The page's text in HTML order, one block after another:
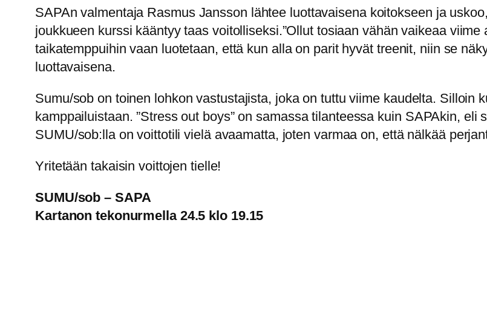
SAPAn valmentaja Rasmus Jansson lähtee luottavaisena koitokseen ja
joukkueen kurssi kääntyy taas voitolliseksi.”Ollut tosiaan vähän vaikeaa
taikatemppuihin vaan luotetaan, että kun alla on parit hyvät treenit, niin se
luottavaisena.
Sumu/sob on toinen lohkon vastustajista, joka on tuttu viime kaudelta. Silloin
kamppailuistaan. ”Stress out boys” on samassa tilanteessa kuin SAPAkin,
SUMU/sob:lla on voittotili vielä avaamatta, joten varmaa on, että nälkää
Yritetään takaisin voittojen tielle!
SUMU/sob – SAPA
Kartanon tekonurmella 24.5 klo 19.15